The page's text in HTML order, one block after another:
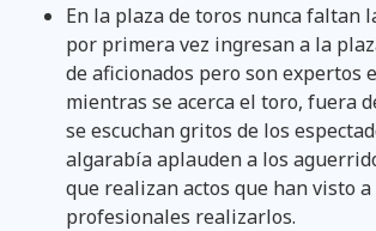
En la plaza de toros nunca faltan
por primera vez ingresan a la
de aficionados pero son expertos
mientras se acerca el toro, fuera
se escuchan gritos de los
algarabía aplauden a los
que realizan actos que han visto a
profesionales realizarlos.